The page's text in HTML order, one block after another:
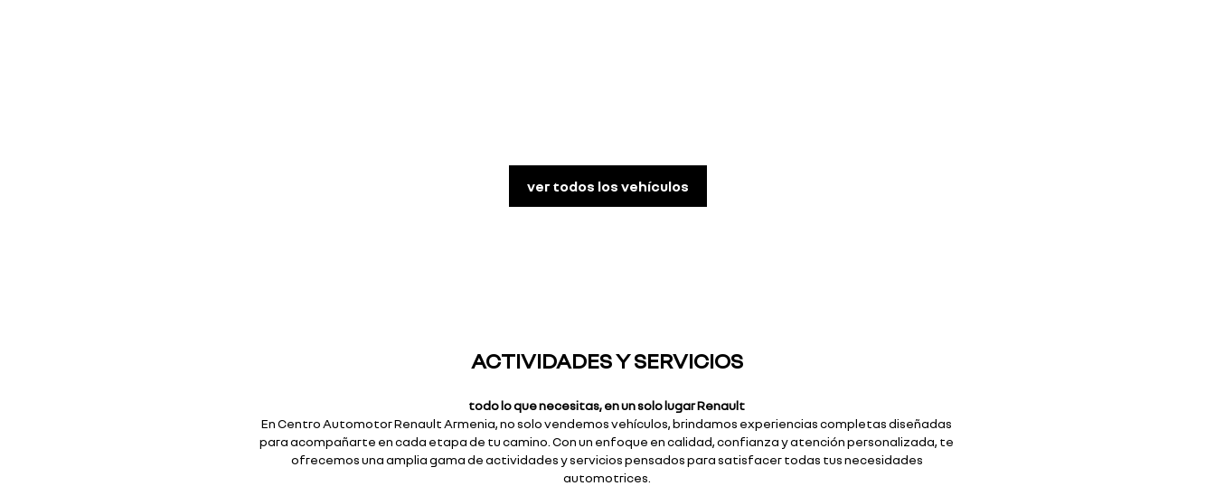
ver todos los vehículos
ACTIVIDADES Y SERVICIOS
todo lo que necesitas, en un solo lugar Renault
En Centro Automotor Renault Armenia, no solo vendemos vehículos, brindamos experiencias completas diseñadas
para acompañarte en cada etapa de tu camino. Con un enfoque en calidad, confianza y atención personalizada, te
ofrecemos una amplia gama de actividades y servicios pensados para satisfacer todas tus necesidades
automotrices.